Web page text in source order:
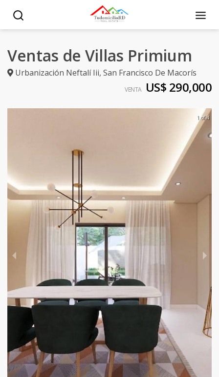
Ventas de Villas Primium
Urbanización Neftalí Iii, San Francisco De Macorís
VENTA US$ 290,000
1 of 4